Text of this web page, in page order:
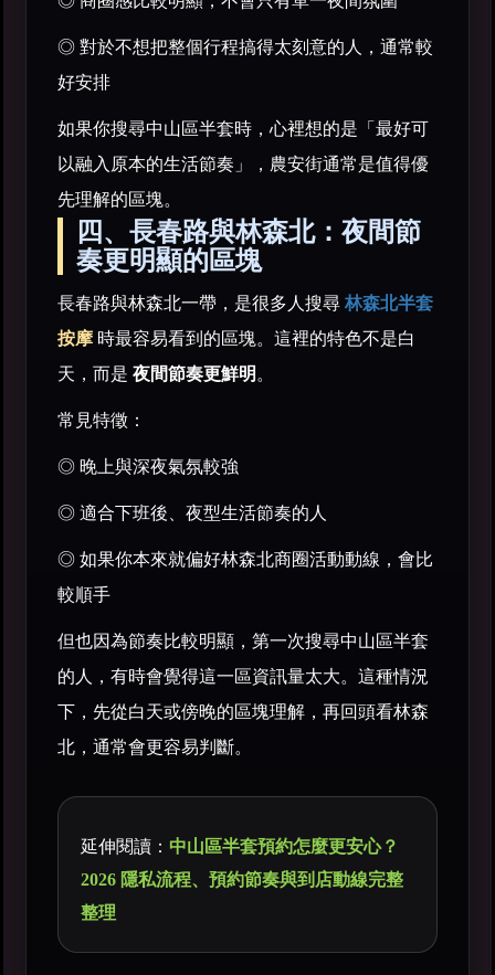
◎ 對於不想把整個行程搞得太刻意的人，通常較
好安排
如果你搜尋中山區半套時，心裡想的是「最好可
以融入原本的生活節奏」，農安街通常是值得優
先理解的區塊。
四、長春路與林森北：夜間節
奏更明顯的區塊
長春路與林森北一帶，是很多人搜尋 林森北半套
按摩 時最容易看到的區塊。這裡的特色不是白
天，而是 夜間節奏更鮮明 。
常見特徵：
◎ 晚上與深夜氣氛較強
◎ 適合下班後、夜型生活節奏的人
◎ 如果你本來就偏好林森北商圈活動動線，會比
較順手
但也因為節奏比較明顯，第一次搜尋中山區半套
的人，有時會覺得這一區資訊量太大。這種情況
下，先從白天或傍晚的區塊理解，再回頭看林森
北，通常會更容易判斷。
延伸閱讀： 中山區半套預約怎麼更安心？
2026 隱私流程、預約節奏與到店動線完整
整理